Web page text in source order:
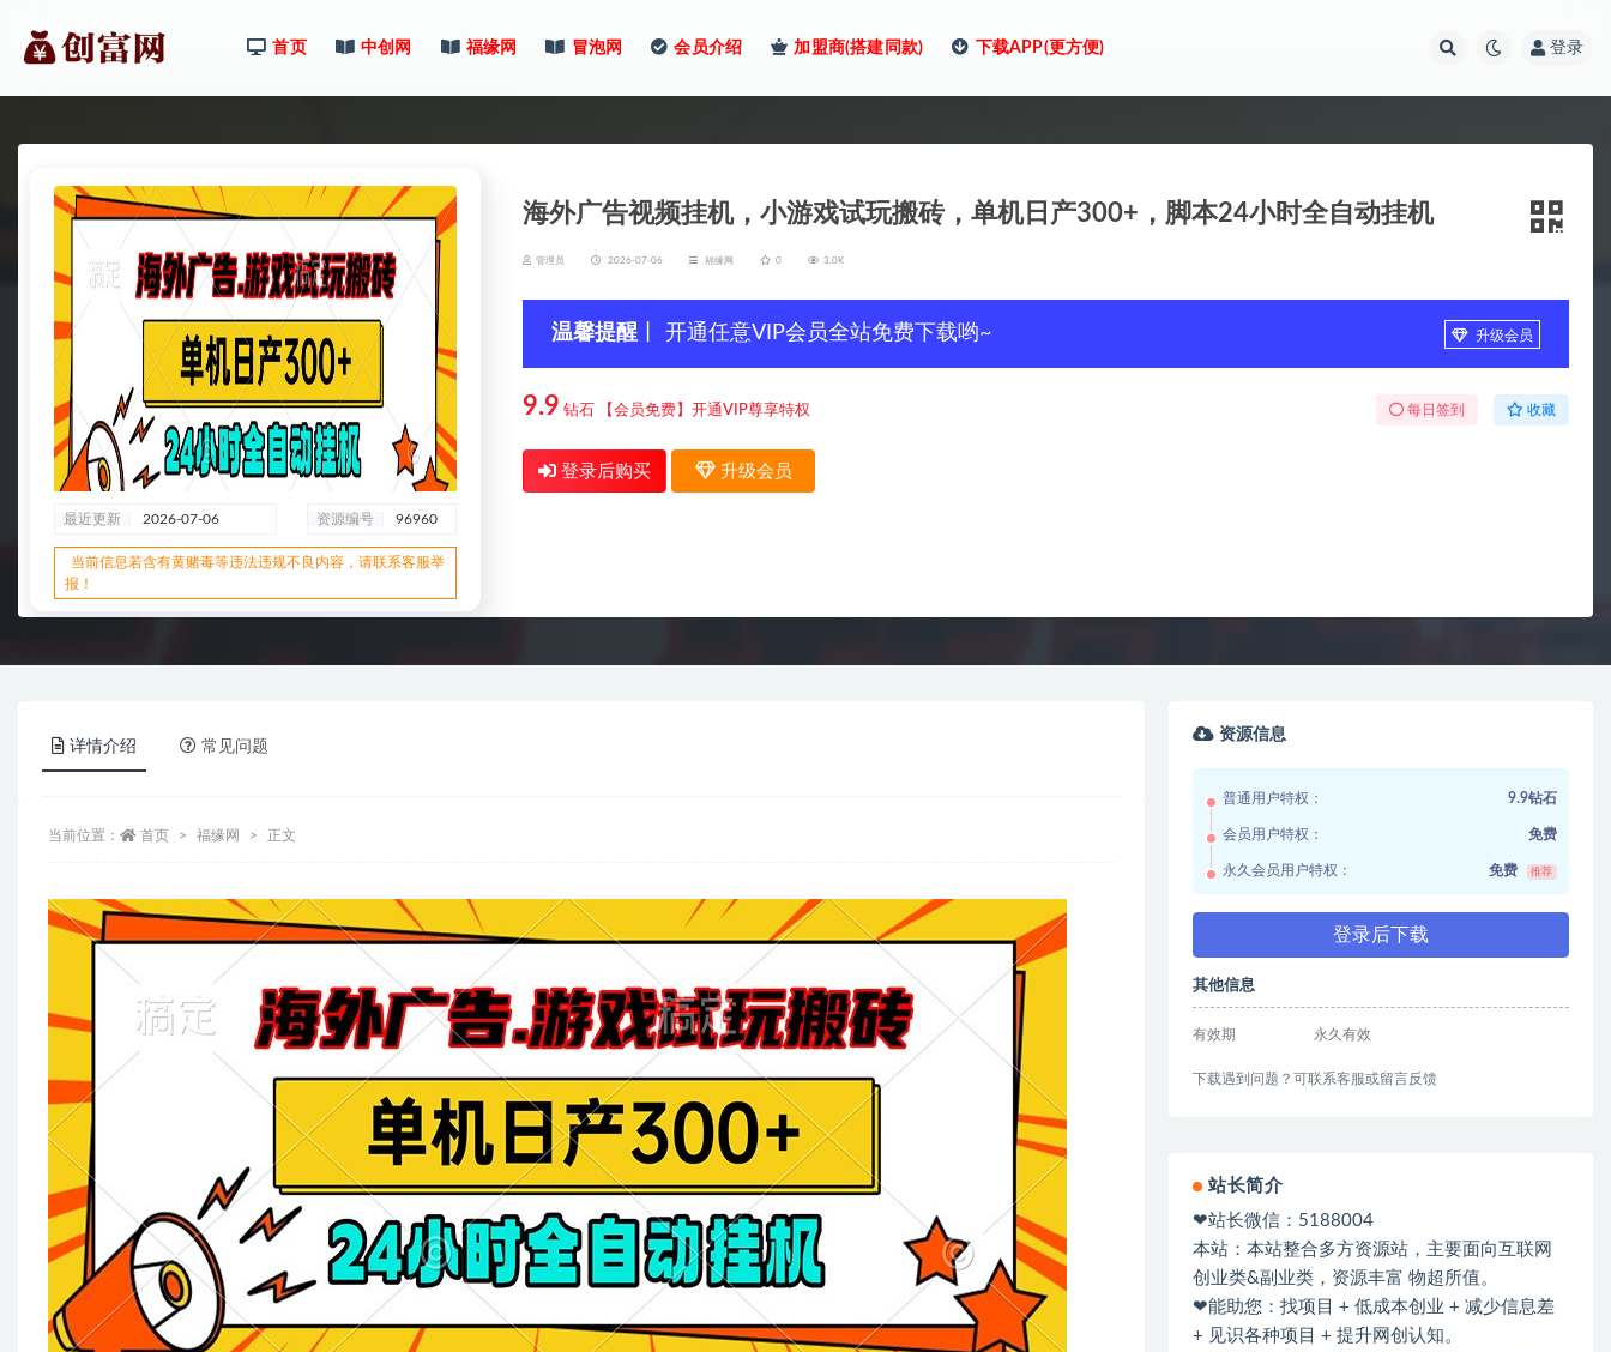
首页 中创网 福缘网 冒泡网 会员介绍 加盟商(搭建同款) 下载APP(更方便) 登录
最近更新 2026-07-06 资源编号 96960
当前信息若含有黄赌毒等违法违规不良内容，请联系客服举
报！
海外广告视频挂机，小游戏试玩搬砖，单机日产300+，脚本24小时全自动挂机
管理员 2026-07-06 福缘网 0 3.0K
温馨提醒 丨 开通任意VIP会员全站免费下载哟~ 升级会员
9.9 钻石 【会员免费】开通VIP尊享特权 每日签到 收藏
登录后购买 升级会员
详情介绍 常见问题
当前位置： 首页 福缘网 正文
资源信息
普通用户特权： 9.9钻石
会员用户特权： 免费
永久会员用户特权： 免费 推荐
登录后下载
其他信息
有效期 永久有效
下载遇到问题？可联系客服或留言反馈
站长简介
❤站长微信：5188004
本站：本站整合多方资源站，主要面向互联网
创业类&副业类，资源丰富 物超所值。
❤能助您：找项目 + 低成本创业 + 减少信息差
+ 见识各种项目 + 提升网创认知。